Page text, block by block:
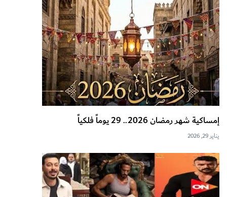
إمساكية شهر رمضان 2026.. 29 يوماً فلكياً
يناير 29, 2026